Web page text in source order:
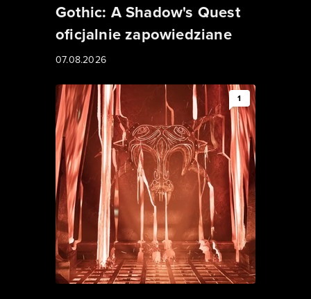
Gothic: A Shadow's Quest
oficjalnie zapowiedziane
07.08.2026
1